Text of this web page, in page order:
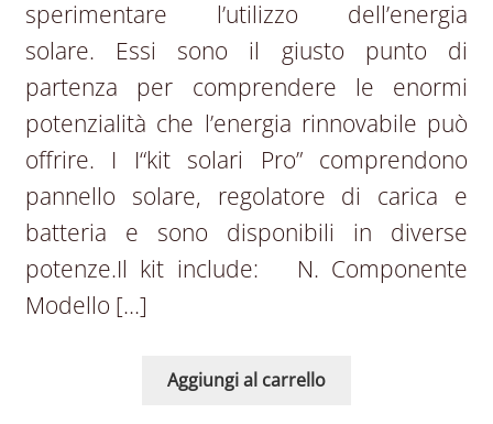
sperimentare l’utilizzo dell’energia
solare. Essi sono il giusto punto di
partenza per comprendere le enormi
potenzialità che l’energia rinnovabile può
offrire. I I“kit solari Pro” comprendono
pannello solare, regolatore di carica e
batteria e sono disponibili in diverse
potenze.Il kit include: N. Componente
Modello […]
Aggiungi al carrello